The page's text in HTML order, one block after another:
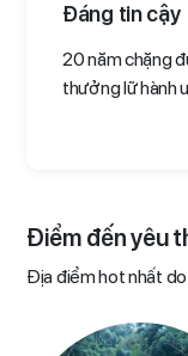
Đáng tin cậy
20 năm chặng
thưởng lữ hành
Điểm đến yêu
Địa điểm hot nhất